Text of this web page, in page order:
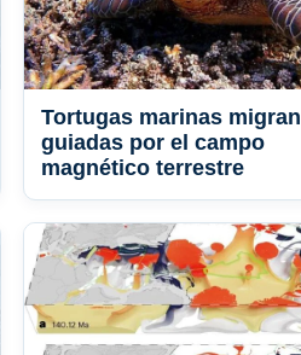
Tortugas marinas migran
guiadas por el campo
magnético terrestre